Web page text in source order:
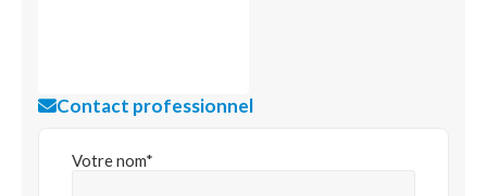
Contact professionnel
Votre nom*